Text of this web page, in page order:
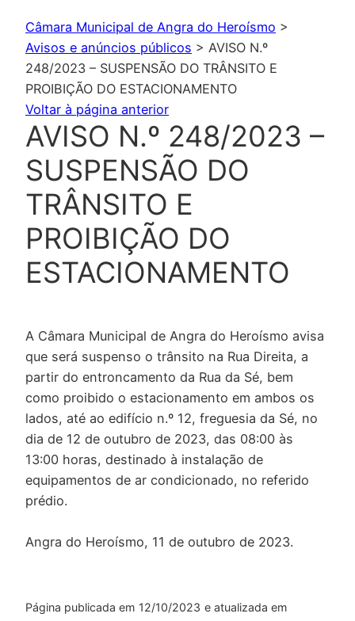
Câmara Municipal de Angra do Heroísmo >
Avisos e anúncios públicos > AVISO N.º
248/2023 – SUSPENSÃO DO TRÂNSITO E
PROIBIÇÃO DO ESTACIONAMENTO
Voltar à página anterior
AVISO N.º 248/2023 –
SUSPENSÃO DO
TRÂNSITO E
PROIBIÇÃO DO
ESTACIONAMENTO
A Câmara Municipal de Angra do Heroísmo avisa
que será suspenso o trânsito na Rua Direita, a
partir do entroncamento da Rua da Sé, bem
como proibido o estacionamento em ambos os
lados, até ao edifício n.º 12, freguesia da Sé, no
dia de 12 de outubro de 2023, das 08:00 às
13:00 horas, destinado à instalação de
equipamentos de ar condicionado, no referido
prédio.
Angra do Heroísmo, 11 de outubro de 2023.
Página publicada em 12/10/2023 e atualizada em